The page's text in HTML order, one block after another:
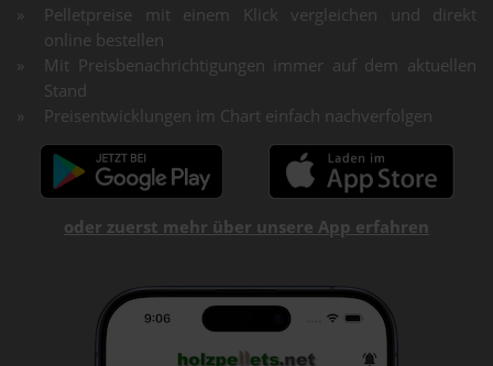
Pelletpreise mit einem Klick vergleichen und direkt
online bestellen
Mit Preisbenachrichtigungen immer auf dem aktuellen
Stand
Preisentwicklungen im Chart einfach nachverfolgen
oder zuerst mehr über unsere App erfahren